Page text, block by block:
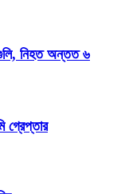
গুলি, নিহত অন্তত ৬
গ্রেপ্তার